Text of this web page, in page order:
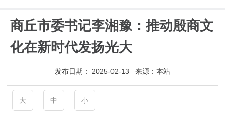
​商丘市委书记李湘豫：推动殷商文
化在新时代发扬光大
发布日期： 2025-02-13 来源：本站
大 中 小